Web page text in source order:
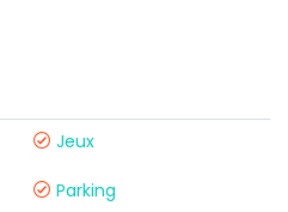
Jeux
Parking